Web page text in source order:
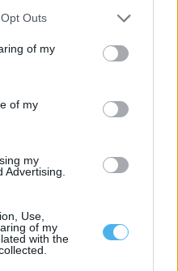
Outs
of my
of my
my
Advertising.
Use,
of my
with the
plano de cogestão do